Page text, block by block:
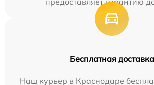
предоставляет гарантию
Бесплатная доставка
Наш курьер в Краснодаре